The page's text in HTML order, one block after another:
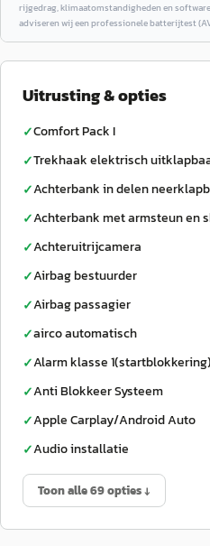
rijgedrag, klimaatomstandigheden en
adviseren wij een professionele batterijtest
Uitrusting & opties
✓Comfort Pack I
✓Trekhaak elektrisch
✓Achterbank in delen
✓Achterbank met armsteun en
✓Achteruitrijcamera
✓Airbag bestuurder
✓Airbag passagier
✓airco automatisch
✓Alarm klasse 1(startblokkering)
✓Anti Blokkeer Systeem
✓Apple Carplay/Android Auto
✓Audio installatie
Toon alle 69 opties ↓